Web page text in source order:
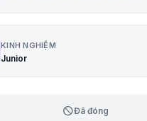
KINH NGHIỆM
Junior
blockĐã đóng